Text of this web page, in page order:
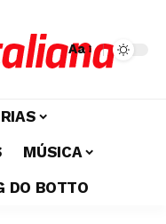
Aa
MÚSICA
DO BOTTO